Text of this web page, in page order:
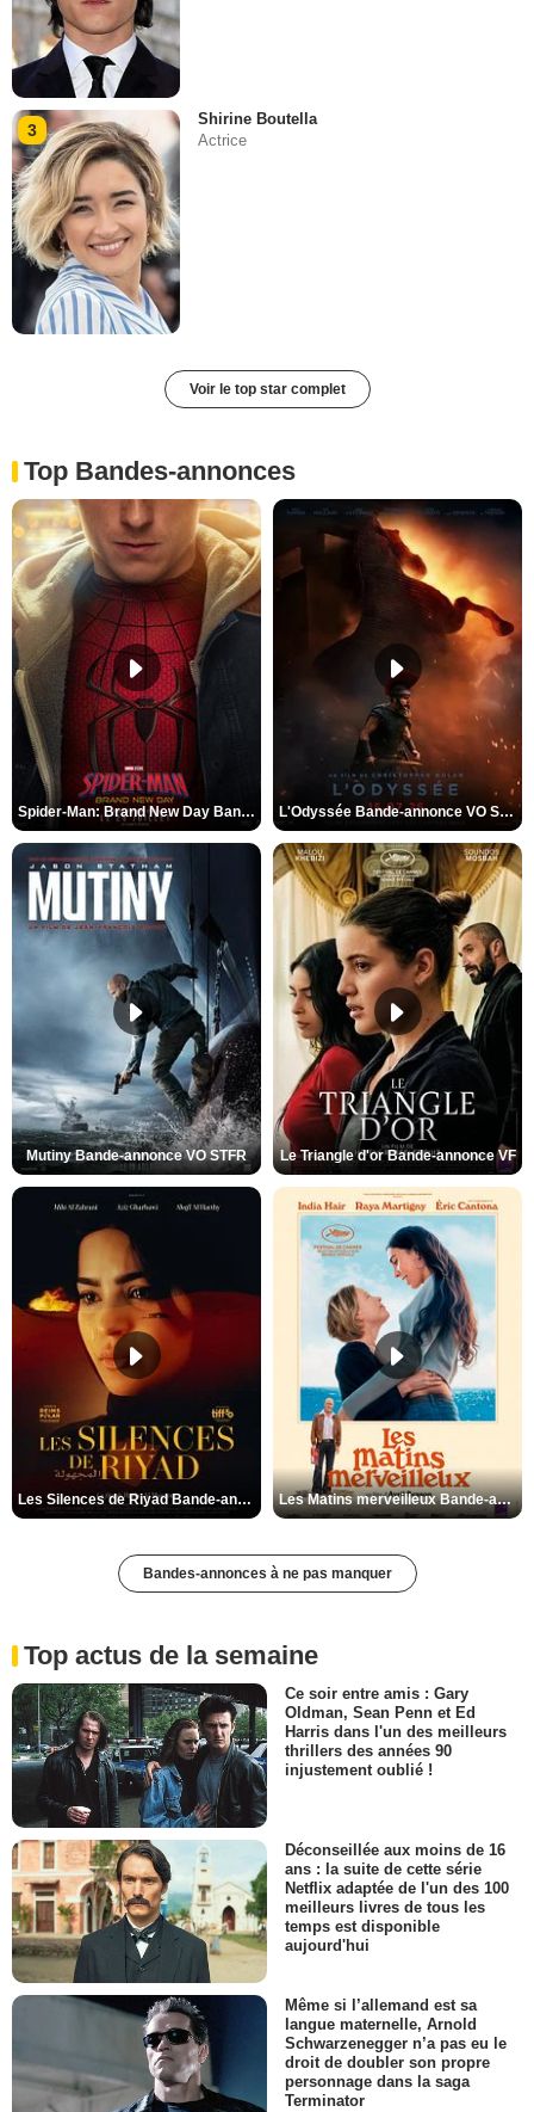
3
Shirine Boutella
Actrice
Voir le top star complet
Top Bandes-annonces
Spider-Man: Brand New Day Bande-annonce VO STFR L'Odyssée Bande-annonce VO STFR
Mutiny Bande-annonce VO STFR Le Triangle d'or Bande-annonce VF
Les Silences de Riyad Bande-annonce VO STFR Les Matins merveilleux Bande-annonce VF
Bandes-annonces à ne pas manquer
Top actus de la semaine
Ce soir entre amis : Gary
Oldman, Sean Penn et Ed
Harris dans l'un des meilleurs
thrillers des années 90
injustement oublié !
Déconseillée aux moins de 16
ans : la suite de cette série
Netflix adaptée de l'un des 100
meilleurs livres de tous les
temps est disponible
aujourd'hui
Même si l’allemand est sa
langue maternelle, Arnold
Schwarzenegger n’a pas eu le
droit de doubler son propre
personnage dans la saga
Terminator